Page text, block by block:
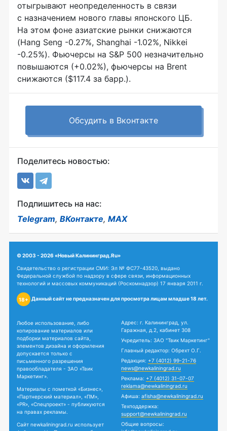
отыгрывают неопределенность в связи
с назначением нового главы японского ЦБ.
На этом фоне азиатские рынки снижаются
(Hang Seng -0.27%, Shanghai -1.02%, Nikkei
-0.25%). Фьючерсы на S&P 500 незначительно
повышаются (+0.02%), фьючерсы на Brent
снижаются ($117.4 за барр.).
Обсудить в Вконтакте
Поделитесь новостью:
Подпишитесь на нас:
Telegram, ВКонтакте, MAX
© 2003 - 2026 «Новый Калининград.Ru»
Свидетельство о регистрации СМИ: Эл № ФС77-43520, выдано
Федеральной службой по надзору в сфере связи, информационных
технологий и массовых коммуникаций (Роскомнадзор) 17 января 2011 г.
18+ Данный сайт не предназначен для просмотра лицам младше 18 лет.
Любое использование, либо
копирование материалов или
подборки материалов сайта,
элементов дизайна и оформления
допускается только с
письменного разрешения
правообладателя - ЗАО «Твик
Маркетинг».
Материалы с пометкой «Бизнес»,
«Партнерский материал», «ПМ»,
«PR», «Спецпроект» - публикуются
на правах рекламы.
Сайт newkaliningrad.ru использует
Адрес: г. Калининград, ул.
Гаражная, д.2, кабинет 308
Учредитель: ЗАО "Твик Маркетинг"
Главный редактор: Обрехт О.Г.
Редакция: +7 (4012) 99-21-76
news@newkaliningrad.ru
Реклама: +7 (4012) 31-07-07
reklama@newkaliningrad.ru
Афиша: afisha@newkaliningrad.ru
Техподдержка:
support@newkaliningrad.ru
Общие вопросы: